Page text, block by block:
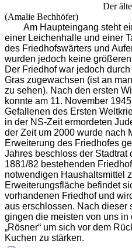
Der
(Amalie Bechhöfer)
Am Haupteingang steht
einer Leichenhalle und einer
des Friedhofswärters und
wurden jedoch keine
Der Friedhof war jedoch
Gras zugewachsen (ist an
zu sehen). Nach den ersten
konnte am 11. November
Gefallenen des Ersten
in der NS-Zeit ermordeten
der Zeit um 2000 wurde nach
Erweiterung des Friedhofes
Jahres beschloss der Stadtrat
1881/82 bestehenden
notwendigen Haushaltsmittel
Erweiterungsfläche befindet
vorhandenen Friedhof und
aus erschlossen. Nach dieser
gingen die meisten von uns in
„Rösner“ um sich vor dem
Kuchen zu stärken.